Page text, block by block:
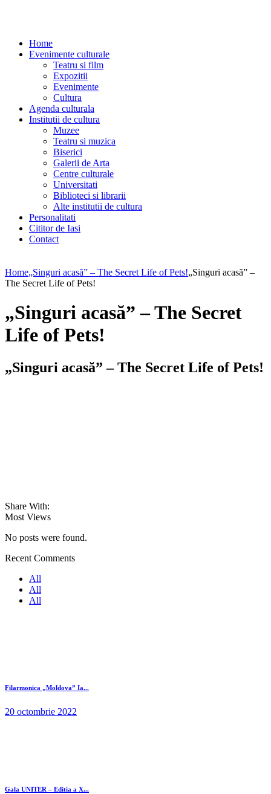
Home
Evenimente culturale
Teatru si film
Expozitii
Evenimente
Cultura
Agenda culturala
Institutii de cultura
Muzee
Teatru si muzica
Biserici
Galerii de Arta
Centre culturale
Universitati
Biblioteci si librarii
Alte institutii de cultura
Personalitati
Cititor de Iasi
Contact
Home„Singuri acasă” – The Secret Life of Pets!„Singuri acasă” –
The Secret Life of Pets!
„Singuri acasă” – The Secret
Life of Pets!
„Singuri acasă” – The Secret Life of Pets!
Share With:
Most Views
No posts were found.
Recent Comments
All
All
All
Filarmonica „Moldova” Ia...
20 octombrie 2022
Gala UNITER – Editia a X...